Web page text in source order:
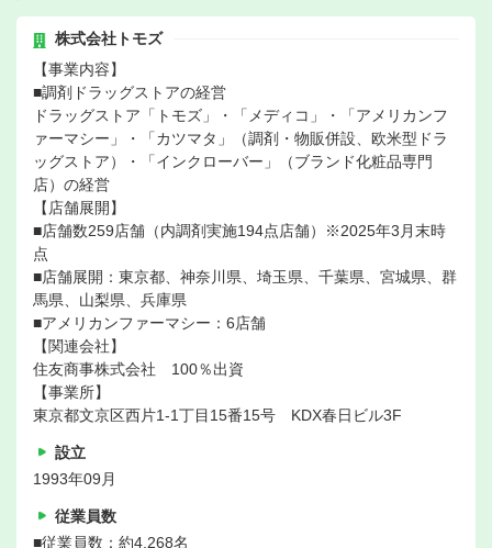
株式会社トモズ
【事業内容】
■調剤ドラッグストアの経営
ドラッグストア「トモズ」・「メディコ」・「アメリカンフ
ァーマシー」・「カツマタ」（調剤・物販併設、欧米型ドラ
ッグストア）・「インクローバー」（ブランド化粧品専門
店）の経営
【店舗展開】
■店舗数259店舗（内調剤実施194点店舗）※2025年3月末時
点
■店舗展開：東京都、神奈川県、埼玉県、千葉県、宮城県、群
馬県、山梨県、兵庫県
■アメリカンファーマシー：6店舗
【関連会社】
住友商事株式会社 100％出資
【事業所】
東京都文京区西片1-1丁目15番15号 KDX春日ビル3F
設立
1993年09月
従業員数
■従業員数：約4,268名